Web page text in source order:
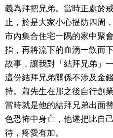
運動
娛樂
教育
工作勞動
家庭
義為拜把兄弟。當時正處於
止，於是大家小心提防四周
市內集合住宅一隅的家中聚
指，再將流下的血滴一飲而
故事，讓我對「結拜兄弟」
這份結拜兄弟關係不涉及金
持。蕭先生在那之後自行創
當時就是他的結拜兄弟出面
色恐怖中身亡，他遂把比自
待，疼愛有加。